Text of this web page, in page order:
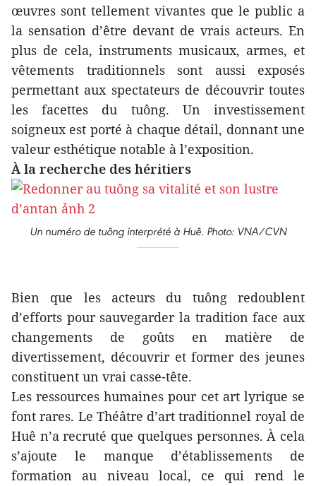
œuvres sont tellement vivantes que le public a
la sensation d’être devant de vrais acteurs. En
plus de cela, instruments musicaux, armes, et
vêtements traditionnels sont aussi exposés
permettant aux spectateurs de découvrir toutes
les facettes du tuông. Un investissement
soigneux est porté à chaque détail, donnant une
valeur esthétique notable à l’exposition.
À la recherche des héritiers
Un numéro de tuông interprété à Huê. Photo: VNA/CVN
Bien que les acteurs du tuông redoublent
d’efforts pour sauvegarder la tradition face aux
changements de goûts en matière de
divertissement, découvrir et former des jeunes
constituent un vrai casse-tête.
Les ressources humaines pour cet art lyrique se
font rares. Le Théâtre d’art traditionnel royal de
Huê n’a recruté que quelques personnes. À cela
s’ajoute le manque d’établissements de
formation au niveau local, ce qui rend le